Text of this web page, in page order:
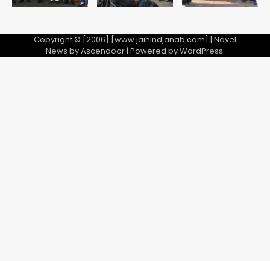
Copyright © [2006] [www.jaihindjanab.com] | Novel
News byAscendoor| Powered byWordPress.